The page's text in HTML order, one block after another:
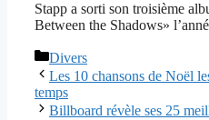
Stapp a sorti son troisième
Between the Shadows»
Catégories
Divers
Les 10 chansons de Noël
temps
Billboard révèle ses 25